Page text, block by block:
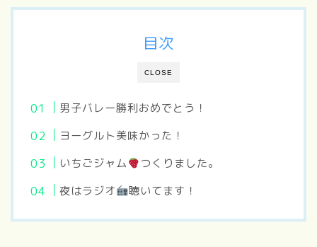
CLOSE
目次
男子バレー勝利おめでとう！
ヨーグルト美味かった！
いちごジャム
つくりました。
夜はラジオ
聴いてます！